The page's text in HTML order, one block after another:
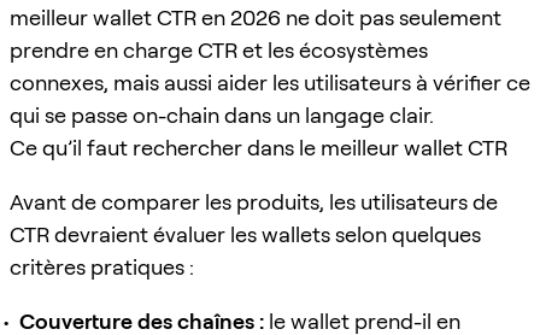
meilleur wallet CTR en 2026 ne doit pas seulement
prendre en charge CTR et les écosystèmes
connexes, mais aussi aider les utilisateurs à vérifier ce
qui se passe on-chain dans un langage clair.
Ce qu’il faut rechercher dans le meilleur wallet CTR
Avant de comparer les produits, les utilisateurs de
CTR devraient évaluer les wallets selon quelques
critères pratiques :
Couverture des chaînes : le wallet prend-il en